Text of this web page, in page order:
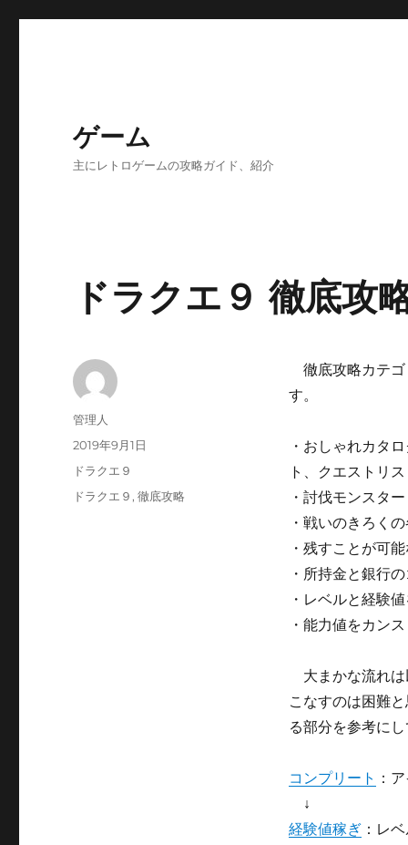
ゲーム
主にレトロゲームの攻略ガイド、紹介
ドラクエ９ 徹底攻
徹底攻略カテゴ
す。
・おしゃれカタ
ト、クエストリ
・討伐モンスタ
・戦いのきろく
・残すことが可
・所持金と銀行
・レベルと経験
・能力値をカンス
大まかな流れは
こなすのは困難
る部分を参考にし
コンプリート
：
↓
経験値稼ぎ：レ
投
管理人
投
稿
2019年9月1日
カ
テ
ドラクエ９
タ
ドラクエ９ ,徹底攻略